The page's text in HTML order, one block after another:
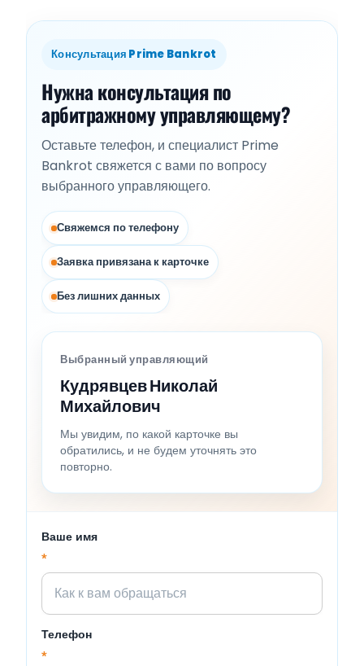
Консультация Prime Bankrot
Нужна консультация по
арбитражному управляющему?
Оставьте телефон, и специалист Prime
Bankrot свяжется с вами по вопросу
выбранного управляющего.
Свяжемся по телефону
Заявка привязана к карточке
Без лишних данных
Выбранный управляющий
Кудрявцев Николай
Михайлович
Мы увидим, по какой карточке вы
обратились, и не будем уточнять это
повторно.
Ваше имя
*
Телефон
*